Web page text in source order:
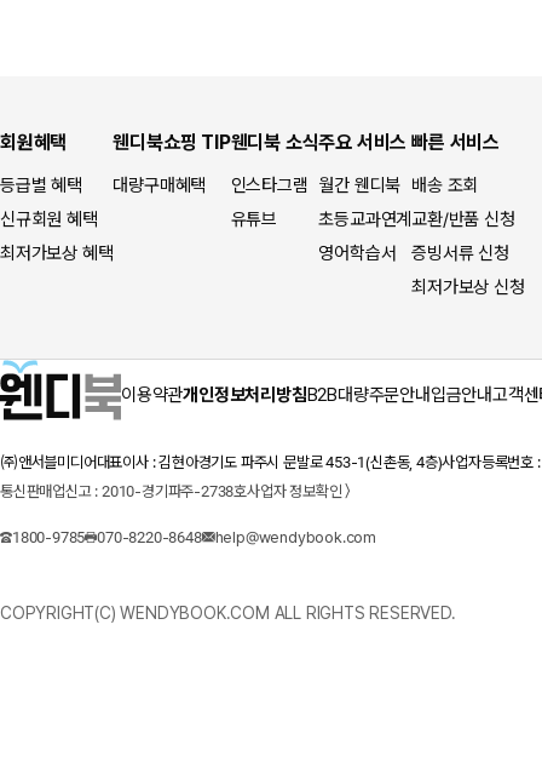
회원혜택
등급별 혜택
신규회원 혜택
최저가보상 혜택
웬디북쇼핑 TIP
대량구매혜택
웬디북 소식
인스타그램
유튜브
주요 서비스
월간 웬디북
초등교과연계
영어학습서
빠른 서비스
배송 조회
교환/반품 신청
증빙서류 신청
최저가보상 신청
이용약관개인정보처리방침B2B대량주문안내입금안내고객
㈜앤서블미디어대표이사 : 김현아경기도 파주시 문발로 453-1(신촌동, 4층)사업자등록번
통신판매업신고 : 2010-경기파주-2738호사업자 정보확인 〉
1800-9785 070-8220-8648 help@wendybook.com
COPYRIGHT(C) WENDYBOOK.COM ALL RIGHTS RESERVED.